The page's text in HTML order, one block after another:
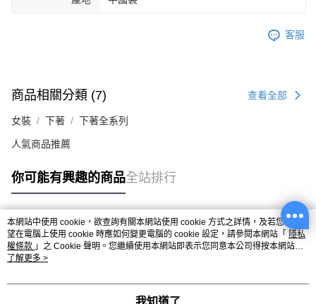
客服
商品相關分類 (7) 查看全部
女裝 下著 下著全系列
人氣商品推薦
你可能有興趣的商品全站排行
熱門標籤
本網站中使用 cookie，欲查詢有關本網站使用 cookie 方式之詳情，及若您不希
望在電腦上使用 cookie 時應如何變更電腦的 cookie 設定，請參閱本網站「 隱私
權條款 」之 Cookie 聲明。您繼續使用本網站即表示您同意本公司得按本網站使
用條款之 Cookie 聲明使用 cookie。
了解更多 >
我知道了